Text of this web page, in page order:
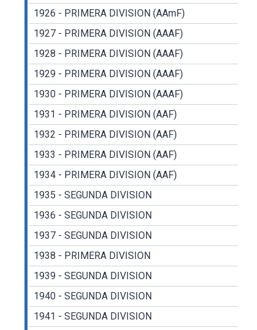
1926 - PRIMERA DIVISION (AAmF)
1927 - PRIMERA DIVISION (AAAF)
1928 - PRIMERA DIVISION (AAAF)
1929 - PRIMERA DIVISION (AAAF)
1930 - PRIMERA DIVISION (AAAF)
1931 - PRIMERA DIVISION (AAF)
1932 - PRIMERA DIVISION (AAF)
1933 - PRIMERA DIVISION (AAF)
1934 - PRIMERA DIVISION (AAF)
1935 - SEGUNDA DIVISION
1936 - SEGUNDA DIVISION
1937 - SEGUNDA DIVISION
1938 - PRIMERA DIVISION
1939 - SEGUNDA DIVISION
1940 - SEGUNDA DIVISION
1941 - SEGUNDA DIVISION